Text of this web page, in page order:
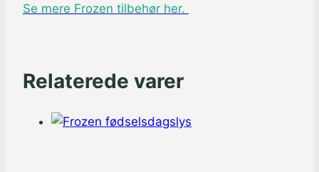
Se mere Frozen tilbehør her.
Relaterede varer